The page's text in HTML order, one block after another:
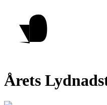
Årets